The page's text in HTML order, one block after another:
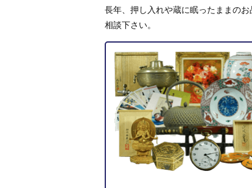
長年、押し入れや蔵に眠ったままの
相談下さい。